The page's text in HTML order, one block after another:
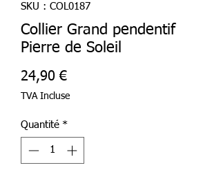
SKU : COL0187
Collier Grand pendentif
Pierre de Soleil
24,90 €Prix
TVA Incluse
Quantité *